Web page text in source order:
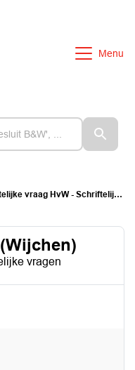
Menu
HvW - Schriftelijke vragen basisschool de Buizerd
vragen